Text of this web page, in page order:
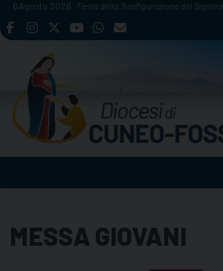
Skip
to
6 Agosto 2026 Festa della Trasfigurazione del Signore
MESSA GIOVANI